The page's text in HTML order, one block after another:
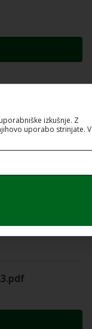
izkušnje. Z
uporabo strinjate.